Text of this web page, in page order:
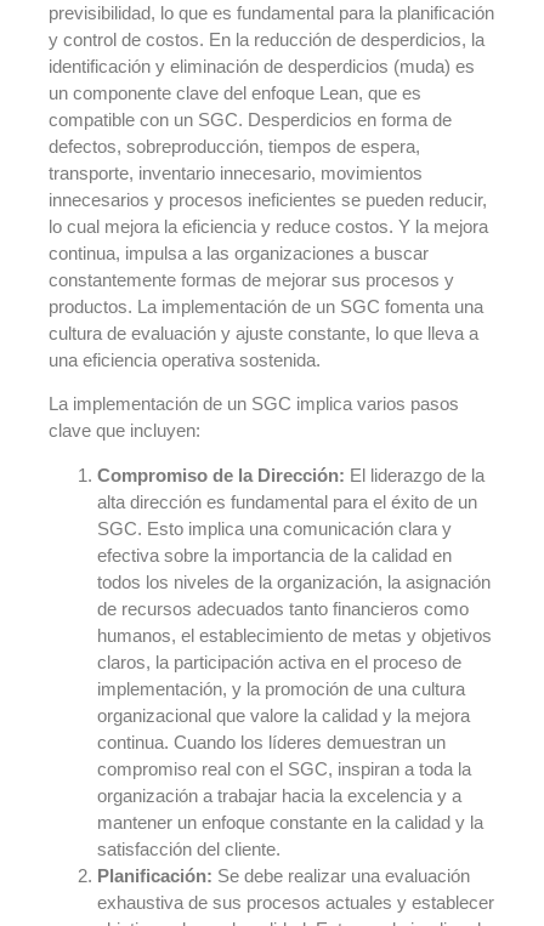
previsibilidad, lo que es fundamental para la planificación
y control de costos. En la reducción de desperdicios, la
identificación y eliminación de desperdicios (muda) es
un componente clave del enfoque Lean, que es
compatible con un SGC. Desperdicios en forma de
defectos, sobreproducción, tiempos de espera,
transporte, inventario innecesario, movimientos
innecesarios y procesos ineficientes se pueden reducir,
lo cual mejora la eficiencia y reduce costos. Y la mejora
continua, impulsa a las organizaciones a buscar
constantemente formas de mejorar sus procesos y
productos. La implementación de un SGC fomenta una
cultura de evaluación y ajuste constante, lo que lleva a
una eficiencia operativa sostenida.
La implementación de un SGC implica varios pasos
clave que incluyen:
Compromiso de la Dirección: El liderazgo de la
alta dirección es fundamental para el éxito de un
SGC. Esto implica una comunicación clara y
efectiva sobre la importancia de la calidad en
todos los niveles de la organización, la asignación
de recursos adecuados tanto financieros como
humanos, el establecimiento de metas y objetivos
claros, la participación activa en el proceso de
implementación, y la promoción de una cultura
organizacional que valore la calidad y la mejora
continua. Cuando los líderes demuestran un
compromiso real con el SGC, inspiran a toda la
organización a trabajar hacia la excelencia y a
mantener un enfoque constante en la calidad y la
satisfacción del cliente.
Planificación: Se debe realizar una evaluación
exhaustiva de sus procesos actuales y establecer